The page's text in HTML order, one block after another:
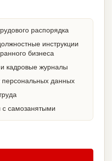
распорядка
инструкции
бизнеса
кадровые журналы
персональных данных
с самозанятыми